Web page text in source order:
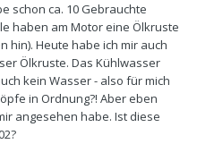
schon ca. 10 Gebrauchte
haben am Motor eine Ölkruste
hin). Heute habe ich mir auch
Ölkruste. Das Kühlwasser
kein Wasser - also für mich
in Ordnung?! Aber eben
angesehen habe. Ist diese